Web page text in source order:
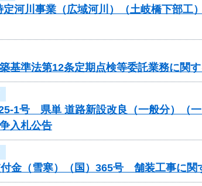
川事業（広域河川）（土岐橋下部工
基準法第12条定期点検等委託業務に関
1号 県単 道路新設改良（一般分）（
入札公告
金（雪寒）（国）365号 舗装工事に関